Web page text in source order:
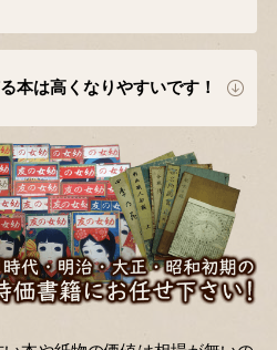
本は高くなりやすいです！